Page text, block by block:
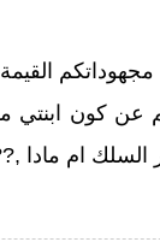
عن كون ابنتي
السلك ام مادا